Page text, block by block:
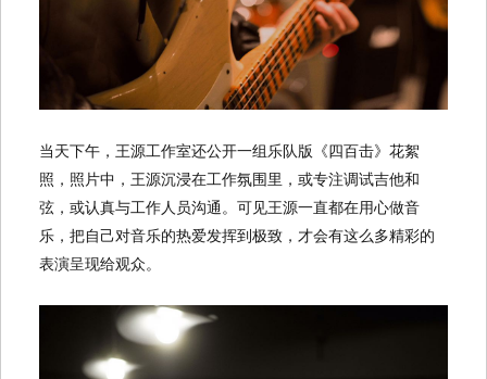
当天下午，王源工作室还公开一组乐队版《四百击》花絮
照，照片中，王源沉浸在工作氛围里，或专注调试吉他和
弦，或认真与工作人员沟通。可见王源一直都在用心做音
乐，把自己对音乐的热爱发挥到极致，才会有这么多精彩的
表演呈现给观众。